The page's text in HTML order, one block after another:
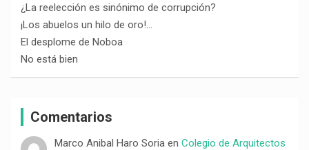
¿La reelección es sinónimo de corrupción?
¡Los abuelos un hilo de oro!…
El desplome de Noboa
No está bien
Comentarios
Marco Anibal Haro Soriaen Colegio de Arquitectos